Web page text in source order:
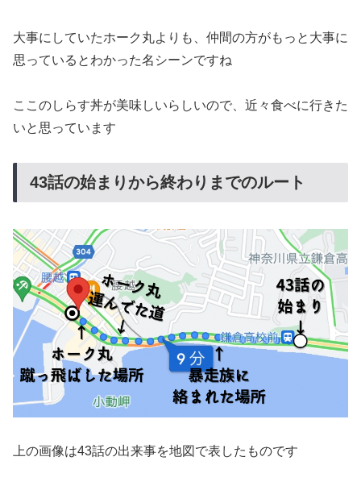
大事にしていたホーク丸よりも、仲間の方がもっと大事に
思っているとわかった名シーンですね
ここのしらす丼が美味しいらしいので、近々食べに行きた
いと思っています
43話の始まりから終わりまでのルート
上の画像は43話の出来事を地図で表したものです